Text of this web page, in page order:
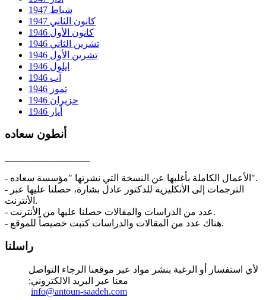
شباط 1947
كانون الثاني 1947
كانون الأول 1946
تشرين الثاني 1946
تشرين الأول 1946
ايلول 1946
آب 1946
تموز 1946
حزيران 1946
أيار 1946
أنطون سعاده
- الأعمال الكاملة بأغلبها عن النسخة التي نشرتها "مؤسسة سعاده".
- الترجمات إلى الأنكليزية للدكتور عادل بشارة، حصلنا عليها عبر
الأنترنت.
- عدد من الدراسات والمقالات حصلنا عليها من الأنترنت.
- هناك عدد من المقالات والدراسات كتبت خصيصاً للموقع.
راسلنا
لأي استفسار أو الرغبة بنشر مواد عبر موقعنا الرجاء التواصل
معنا عبر البريد الالكتروني:
info@antoun-saadeh.com